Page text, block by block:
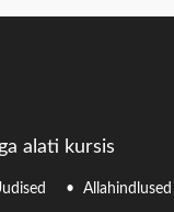
alati kursis
Allahindlused